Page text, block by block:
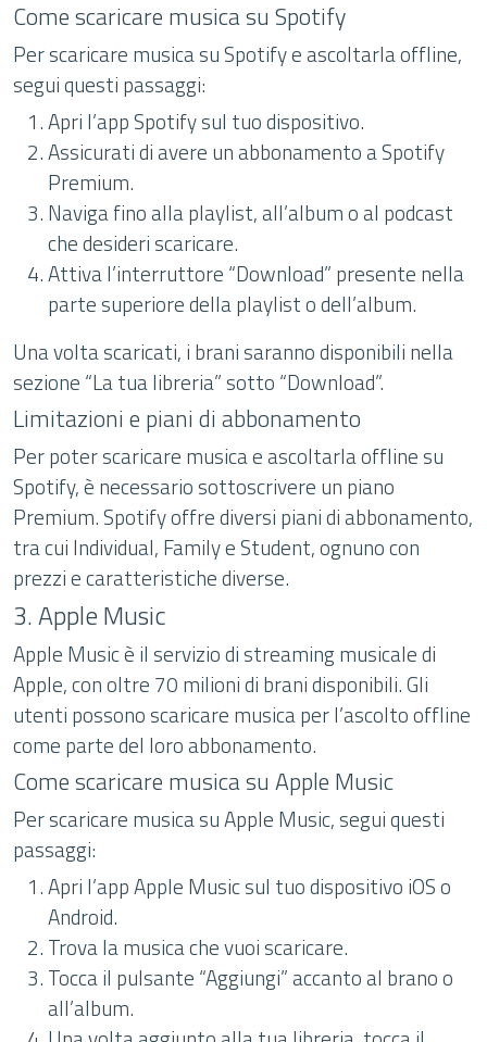
Come scaricare musica su Spotify
Per scaricare musica su Spotify e ascoltarla offline,
segui questi passaggi:
Apri l’app Spotify sul tuo dispositivo.
Assicurati di avere un abbonamento a Spotify
Premium.
Naviga fino alla playlist, all’album o al podcast
che desideri scaricare.
Attiva l’interruttore “Download” presente nella
parte superiore della playlist o dell’album.
Una volta scaricati, i brani saranno disponibili nella
sezione “La tua libreria” sotto “Download”.
Limitazioni e piani di abbonamento
Per poter scaricare musica e ascoltarla offline su
Spotify, è necessario sottoscrivere un piano
Premium. Spotify offre diversi piani di abbonamento,
tra cui Individual, Family e Student, ognuno con
prezzi e caratteristiche diverse.
3. Apple Music
Apple Music è il servizio di streaming musicale di
Apple, con oltre 70 milioni di brani disponibili. Gli
utenti possono scaricare musica per l’ascolto offline
come parte del loro abbonamento.
Come scaricare musica su Apple Music
Per scaricare musica su Apple Music, segui questi
passaggi:
Apri l’app Apple Music sul tuo dispositivo iOS o
Android.
Trova la musica che vuoi scaricare.
Tocca il pulsante “Aggiungi” accanto al brano o
all’album.